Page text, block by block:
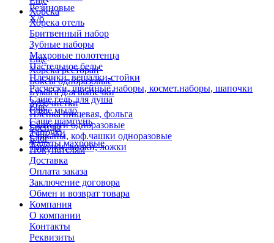
Резиновые
Х/б
Хорека
Хорека отель
Бритвенный набор
Зубные наборы
Махровые полотенца
Пастельное белье
Плечики, вешалки-стойки
Расчески, швейные наборы, космет.наборы, шапочки
Саше гель для душа
Саше мыло
Саше шампунь
Тапочки
Халаты махровые
Еще
Хорека ресторан
Боксы одноразовые
Бумага для выпечки
Зубочистки
Пленка пищевая, фольга
Скатерти одноразовые
Стаканы, коф.чашки одноразовые
Тарелки, вилки, ложки
Еще
Бренды
Блог
Покупателям
Доставка
Оплата заказа
Заключение договора
Обмен и возврат товара
Компания
О компании
Контакты
Реквизиты